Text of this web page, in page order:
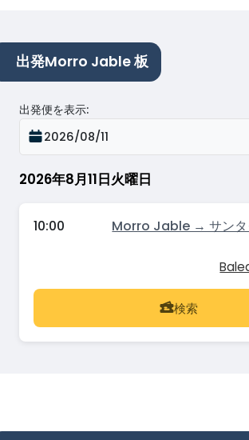
出発Morro Jable 板
2026年8月11日火曜日
出発便を表示:
2026/08/11
10:00
Morro Jable → サンタ
検索